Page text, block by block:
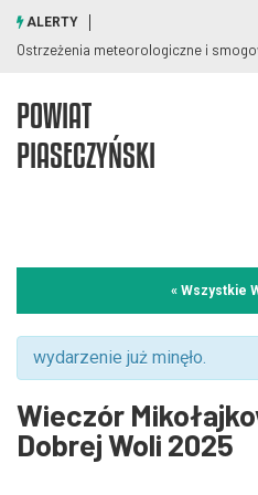
visibility_off
ALERTY
Ostrzeżenia meteorologiczne i
POWIAT
PIASECZYŃSKI
« Wszystkie
wydarzenie już minęło.
Wieczór
Dobrej Woli 2025